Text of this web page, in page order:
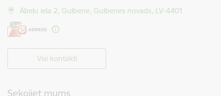
Ābeļu iela 2, Gulbene, Gulbenes novads, LV-4401
Visi kontakti
Sekojiet mums